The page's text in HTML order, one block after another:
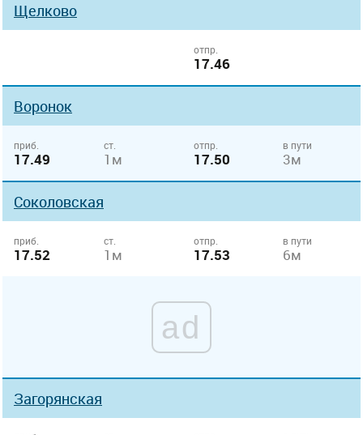
Щелково
отпр.
17.46
Воронок
приб.
17.49
ст.
1м
отпр.
17.50
в пути
3м
Соколовская
приб.
17.52
ст.
1м
отпр.
17.53
в пути
6м
ad
Загорянская